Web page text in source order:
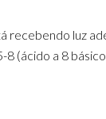
recebendo luz
(ácido a 8